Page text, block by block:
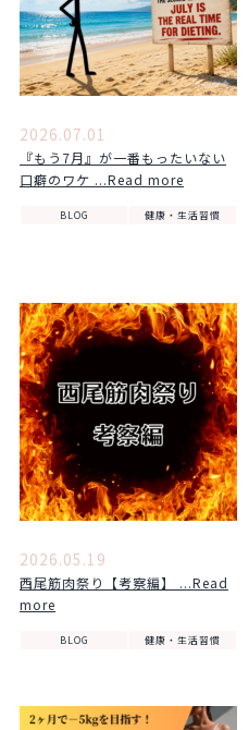
2026.07.01
『もう7月』が一番もったいない
口癖のワケ ...Read more
BLOG 健康・生活習慣
2026.05.19
西尾筋肉祭り【考察編】 ...Read
more
BLOG 健康・生活習慣